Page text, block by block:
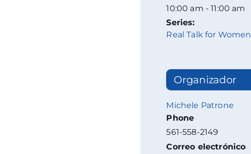
10:00 am - 11:00 am
Series:
Real Talk for Women
Organizador
Michele Patrone
Phone
561-558-2149
Correo electrónico